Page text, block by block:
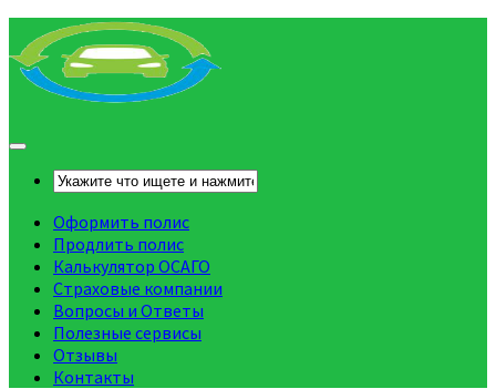
Оформить полис
Продлить полис
Калькулятор ОСАГО
Страховые компании
Вопросы и Ответы
Полезные сервисы
Отзывы
Контакты